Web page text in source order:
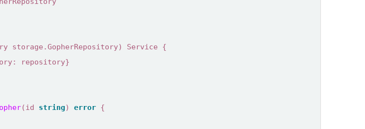
storage .GopherRepository) Service
{
: repository}
( id string) error {